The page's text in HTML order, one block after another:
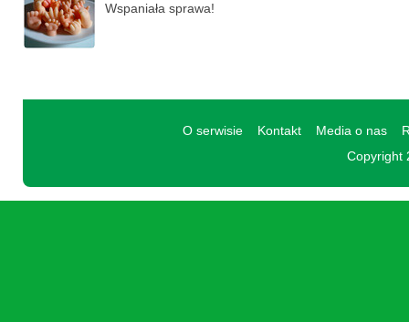
Wspaniała sprawa!
O serwisie Kontakt Media o nas
Copyright